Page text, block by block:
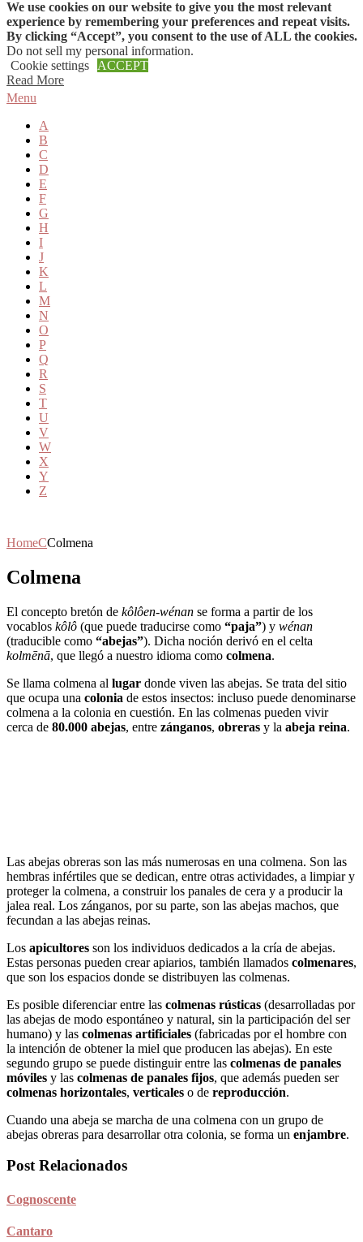
Skip to content
Menu
A
B
C
D
E
F
G
H
I
J
K
L
M
N
O
P
Q
R
S
T
U
V
W
X
Y
Z
HomeCColmena
Colmena
El concepto bretón de kôlôen-wénan se forma a partir de los
vocablos kôlô (que puede traducirse como “paja”) y wénan
(traducible como “abejas”). Dicha noción derivó en el celta
kolmēnā, que llegó a nuestro idioma como colmena.
Se llama colmena al lugar donde viven las abejas. Se trata del sitio
que ocupa una colonia de estos insectos: incluso puede denominarse
colmena a la colonia en cuestión. En las colmenas pueden vivir
cerca de 80.000 abejas, entre zánganos, obreras y la abeja reina.
Las abejas obreras son las más numerosas en una colmena. Son las
hembras infértiles que se dedican, entre otras actividades, a limpiar y
proteger la colmena, a construir los panales de cera y a producir la
jalea real. Los zánganos, por su parte, son las abejas machos, que
fecundan a las abejas reinas.
Los apicultores son los individuos dedicados a la cría de abejas.
Estas personas pueden crear apiarios, también llamados colmenares,
que son los espacios donde se distribuyen las colmenas.
Es posible diferenciar entre las colmenas rústicas (desarrolladas por
las abejas de modo espontáneo y natural, sin la participación del ser
humano) y las colmenas artificiales (fabricadas por el hombre con
la intención de obtener la miel que producen las abejas). En este
segundo grupo se puede distinguir entre las colmenas de panales
móviles y las colmenas de panales fijos, que además pueden ser
colmenas horizontales, verticales o de reproducción.
Cuando una abeja se marcha de una colmena con un grupo de
abejas obreras para desarrollar otra colonia, se forma un enjambre.
Post Relacionados
Cognoscente
Cantaro
We use cookies on our website to give you the most relevant
experience by remembering your preferences and repeat visits.
By clicking “Accept”, you consent to the use of ALL the cookies.
Do not sell my personal information.
Cookie settings
ACCEPT
Read More